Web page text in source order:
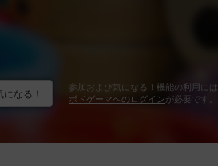
になる！
参加および気になる！機能の利用には
ボドゲーマへのログインが必要です。